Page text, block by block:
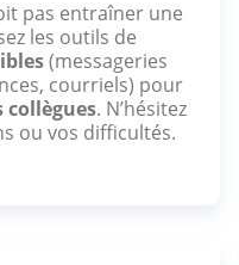
pas entraîner une
les outils de
(messageries
courriels) pour
collègues. N’hésitez
ou vos difficultés.